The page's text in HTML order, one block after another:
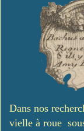
Dans nos
vielle à roue